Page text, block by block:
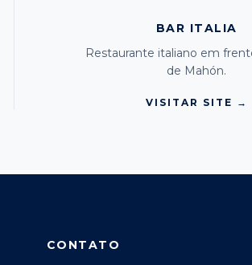
BAR ITALIA
Restaurante italiano em
de Mahón.
VISITAR SITE →
CONTATO